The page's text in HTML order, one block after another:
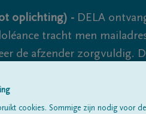
oplichting) - DELA
tracht men
de afzender zorgvuldig.
volledig uit te sluiten, dus
cookies. Sommige zijn nodig voor